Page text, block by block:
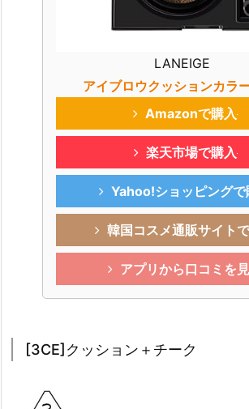
LANEIGE
アイブロウクッションカ
Amazonで購入
楽天市場で購入
Yahoo!ショッピングで
韓国コスメ通販サイト
アプリから口コミを
[3CE]クッション＋チーク